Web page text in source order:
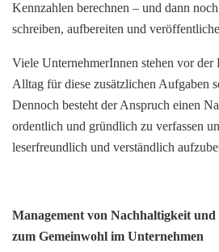
Kennzahlen berechnen – und dann
schreiben, aufbereiten und
Viele UnternehmerInnen stehen vor der
Alltag für diese zusätzlichen Aufgaben
Dennoch besteht der Anspruch einen
ordentlich und gründlich zu verfassen
leserfreundlich und verständlich
Management von Nachhaltigkeit
zum Gemeinwohl im Unternehmen